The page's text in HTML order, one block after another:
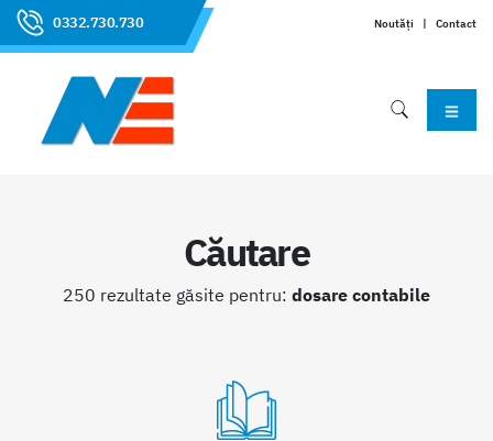
0332.730.730 Noutăți | Contact
Căutare
250 rezultate găsite pentru: dosare contabile